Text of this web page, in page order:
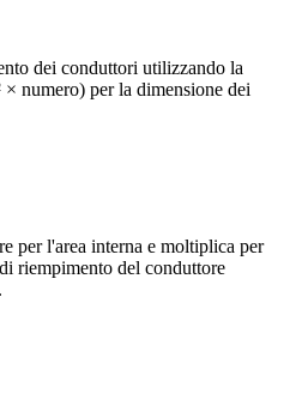
dei conduttori utilizzando la
numero) per la dimensione dei
per l'area interna e moltiplica per
riempimento del conduttore